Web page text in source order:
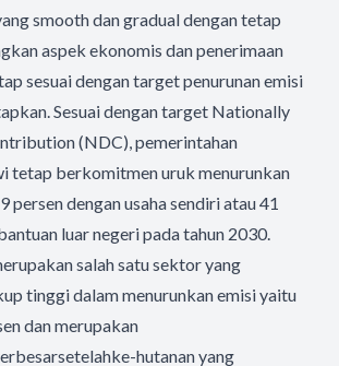
smooth dan gradual dengan tetap
aspek ekonomis dan penerimaan
sesuai dengan target penurunan emisi
Sesuai dengan target Nationally
(NDC), pemerintahan
tetap berkomitmen uruk menurunkan
persen dengan usaha sendiri atau 41
luar negeri pada tahun 2030.
salah satu sektor yang
tinggi dalam menurunkan emisi yaitu
dan merupakan
hutanan yang